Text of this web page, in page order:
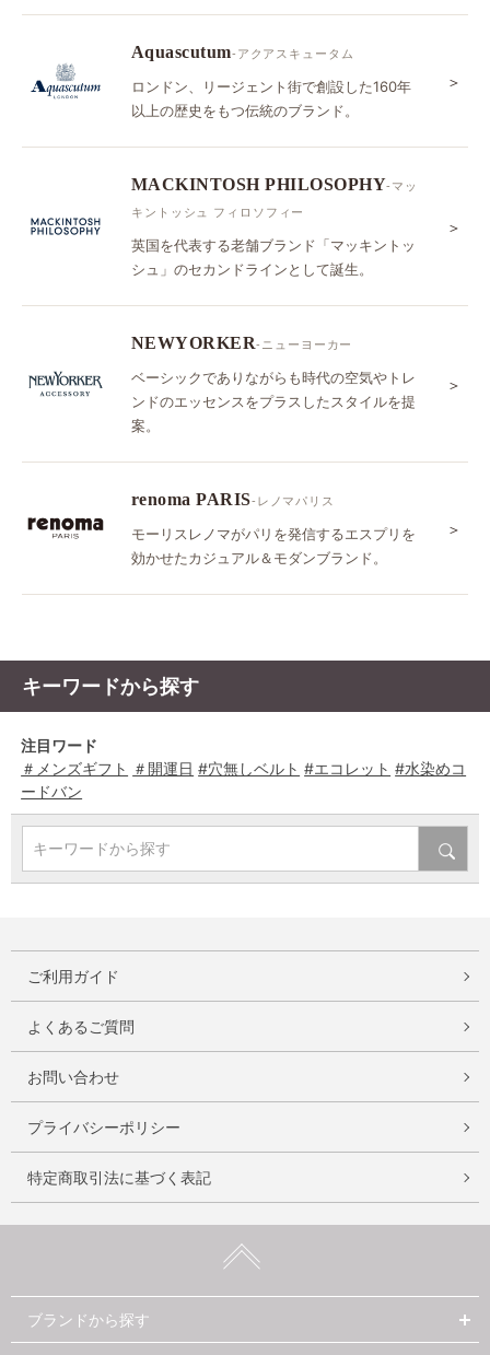
Aquascutum-アクアスキュータム
ロンドン、リージェント街で創設した160年
以上の歴史をもつ伝統のブランド。
＞
MACKINTOSH PHILOSOPHY-マッ
キントッシュ フィロソフィー
英国を代表する老舗ブランド「マッキントッ
シュ」のセカンドラインとして誕生。
＞
NEWYORKER-ニューヨーカー
ベーシックでありながらも時代の空気やトレ
ンドのエッセンスをプラスしたスタイルを提
案。
＞
renoma PARIS-レノマパリス
モーリスレノマがパリを発信するエスプリを
効かせたカジュアル＆モダンブランド。
＞
キーワードから探す
注目ワード
＃メンズギフト ＃開運日 #穴無しベルト #エコレット #水染めコ
ードバン
キーワードから探す
ご利用ガイド
よくあるご質問
お問い合わせ
プライバシーポリシー
特定商取引法に基づく表記
ブランドから探す